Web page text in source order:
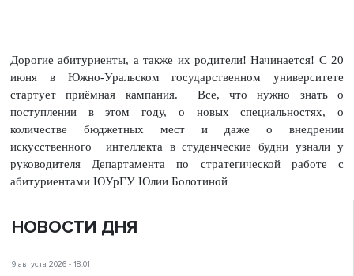
Дорогие абитуриенты, а также их родители! Начинается! С 20
июня в Южно-Уральском государственном университете
стартует приёмная кампания. Все, что нужно знать о
поступлении в этом году, о новых специальностях, о
количестве бюджетных мест и даже о внедрении
искусственного интеллекта в студенческие будни узнали у
руководителя Департамента по стратегической работе с
абитуриентами ЮУрГУ Юлии Болотиной
НОВОСТИ ДНЯ
9 августа 2026 - 18:01